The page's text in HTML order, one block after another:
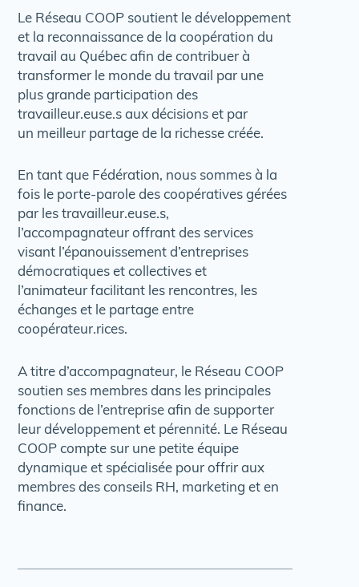
Le Réseau COOP soutient le développement
et la reconnaissance de la coopération du
travail au Québec afin de contribuer à
transformer le monde du travail par une
plus grande participation des
travailleur.euse.s aux décisions et par
un meilleur partage de la richesse créée.
En tant que Fédération, nous sommes à la
fois le porte-parole des coopératives gérées
par les travailleur.euse.s,
l’accompagnateur offrant des services
visant l’épanouissement d’entreprises
démocratiques et collectives et
l’animateur facilitant les rencontres, les
échanges et le partage entre
coopérateur.rices.
A titre d’accompagnateur, le Réseau COOP
soutien ses membres dans les principales
fonctions de l’entreprise afin de supporter
leur développement et pérennité. Le Réseau
COOP compte sur une petite équipe
dynamique et spécialisée pour offrir aux
membres des conseils RH, marketing et en
finance.